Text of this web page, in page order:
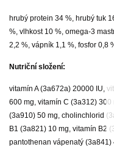
hrubý protein 34 %, hrubý tuk
%, vlhkost 10 %, omega-3
2,2 %, vápník 1,1 %, fosfor 0,8
Nutriční složení:
vitamín A (3a672a) 20000 IU,
600 mg, vitamín C (3a312)
(3a910) 50 mg, cholinchlorid
B1 (3a821) 10 mg, vitamín B2
pantothenan vápenatý